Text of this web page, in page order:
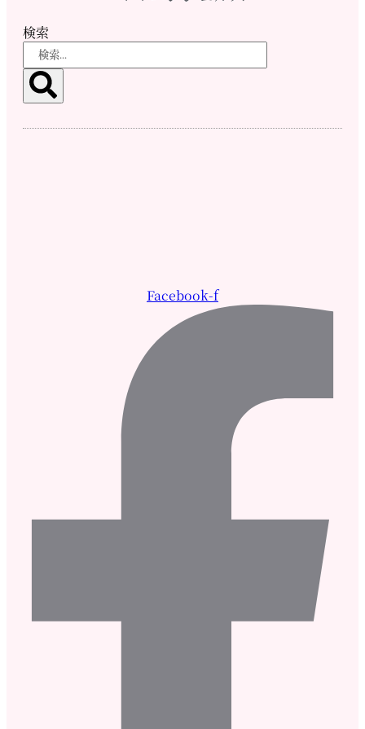
検索
Facebook-f